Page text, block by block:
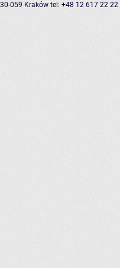
30-059 Kraków tel: +48 12 617 22 22